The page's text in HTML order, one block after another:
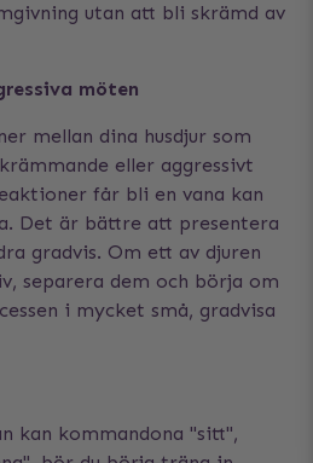
utan att bli skrämd av
möten
mellan dina husdjur som
eller aggressivt
får bli en vana kan
Det är bättre att presentera
gradvis. Om ett av djuren
separera dem och börja om
i mycket små, gradvisa
kan kommandona "sitt",